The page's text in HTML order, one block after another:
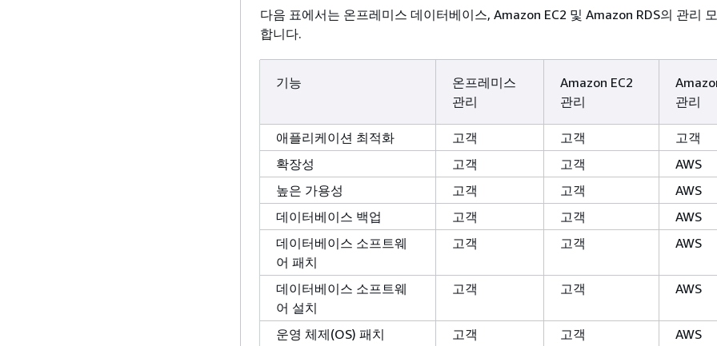
다음 표에서는 온프레미스 데이터베이스, Amazon EC2 및 Amazon RDS의 관리
합니다.
기능
온프레미스
관리
Amazon EC2
관리
관리
애플리케이션 최적화 고객 고객
고객
확장성
고객 고객
AWS
높은 가용성
고객 고객
AWS
데이터베이스 백업
고객 고객
AWS
데이터베이스 소프트웨
어 패치
고객 고객 AWS
데이터베이스 소프트웨
어 설치
고객 고객 AWS
운영 체제(OS) 패치 고객 고객
AWS